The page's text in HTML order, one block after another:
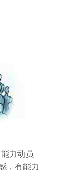
力动员
，有能力